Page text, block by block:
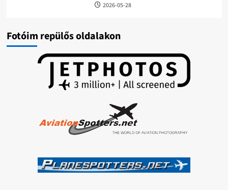
2026-05-28
Fotóim repülős oldalakon